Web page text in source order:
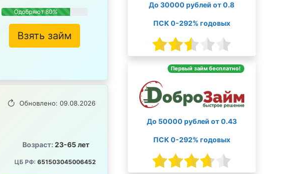
Одобряют 80%
Взять займ
Обновлено: 09.08.2026
Возраст: 23-65 лет
ЦБ РФ: 651503045006452
До 30000 рублей от 0.8
ПСК 0-292% годовых
Первый займ бесплатно!
До 50000 рублей от 0.43
ПСК 0-292% годовых